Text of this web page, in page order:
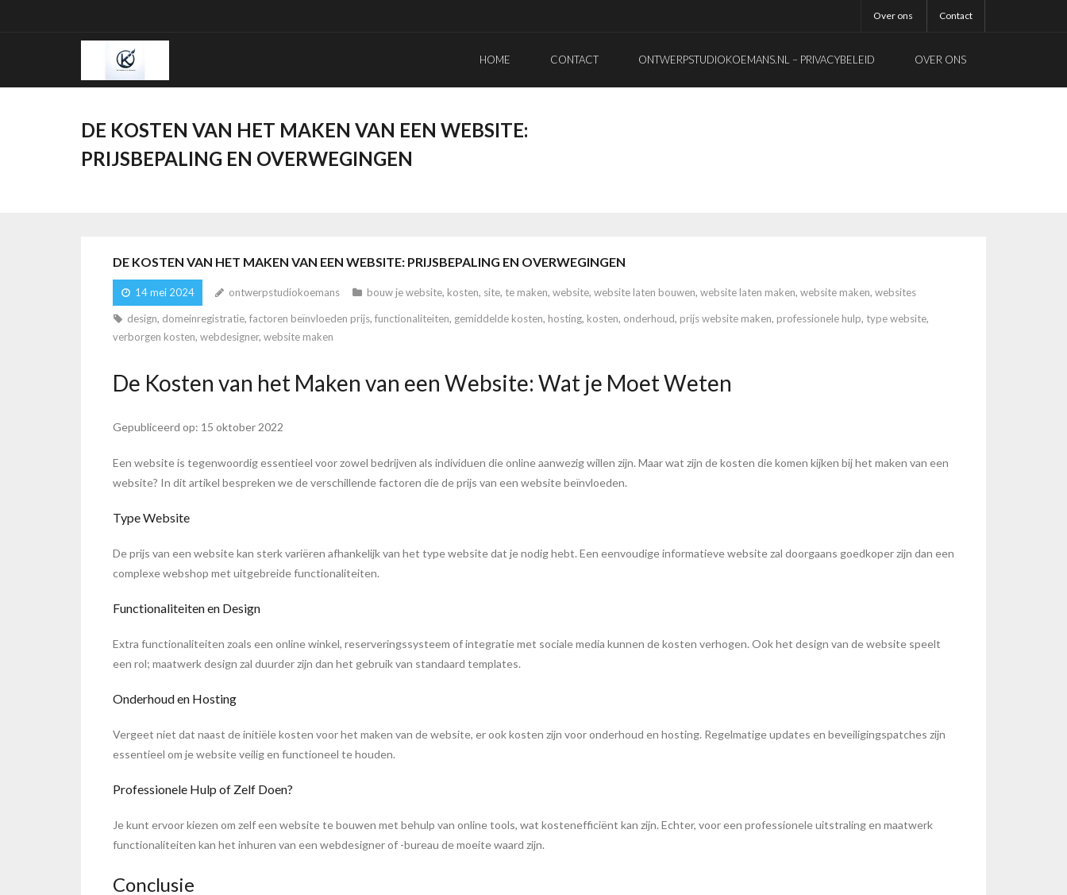
Over ons Contact
HOME CONTACT ONTWERPSTUDIOKOEMANS.NL – PRIVACYBELEID OVER ONS
DE KOSTEN VAN HET MAKEN VAN EEN WEBSITE:
PRIJSBEPALING EN OVERWEGINGEN
DE KOSTEN VAN HET MAKEN VAN EEN WEBSITE: PRIJSBEPALING EN OVERWEGINGEN
14 mei 2024 ontwerpstudiokoemans bouw je website, kosten, site, te maken, website, website laten bouwen, website laten maken, website maken, websites
design, domeinregistratie, factoren beïnvloeden prijs, functionaliteiten, gemiddelde kosten, hosting, kosten, onderhoud, prijs website maken, professionele hulp, type website,
verborgen kosten, webdesigner, website maken
De Kosten van het Maken van een Website: Wat je Moet Weten
Gepubliceerd op: 15 oktober 2022
Een website is tegenwoordig essentieel voor zowel bedrijven als individuen die online aanwezig willen zijn. Maar wat zijn de kosten die komen kijken bij het maken van een
website? In dit artikel bespreken we de verschillende factoren die de prijs van een website beïnvloeden.
Type Website
De prijs van een website kan sterk variëren afhankelijk van het type website dat je nodig hebt. Een eenvoudige informatieve website zal doorgaans goedkoper zijn dan een
complexe webshop met uitgebreide functionaliteiten.
Functionaliteiten en Design
Extra functionaliteiten zoals een online winkel, reserveringssysteem of integratie met sociale media kunnen de kosten verhogen. Ook het design van de website speelt
een rol; maatwerk design zal duurder zijn dan het gebruik van standaard templates.
Onderhoud en Hosting
Vergeet niet dat naast de initiële kosten voor het maken van de website, er ook kosten zijn voor onderhoud en hosting. Regelmatige updates en beveiligingspatches zijn
essentieel om je website veilig en functioneel te houden.
Professionele Hulp of Zelf Doen?
Je kunt ervoor kiezen om zelf een website te bouwen met behulp van online tools, wat kostenefficiënt kan zijn. Echter, voor een professionele uitstraling en maatwerk
functionaliteiten kan het inhuren van een webdesigner of -bureau de moeite waard zijn.
Conclusie